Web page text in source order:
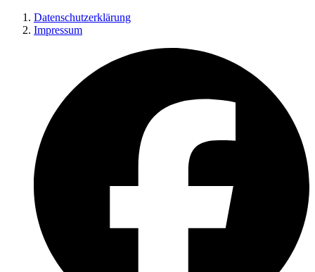
Datenschutzerklärung
Impressum